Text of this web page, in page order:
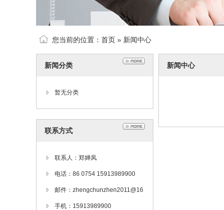
您当前的位置： 首页 » 新闻中心
新闻分类
暂无分类
联系方式
联系人：郑婵凤
电话：86 0754 15913989900
邮件：zhengchunzhen2011@16
3.com
手机：15913989900
新闻中心